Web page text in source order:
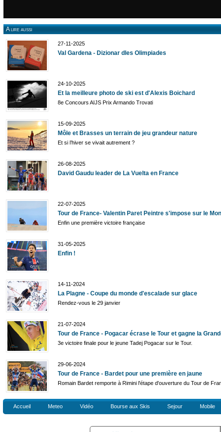
A lire aussi
27-11-2025
Val Gardena - Dizionar dles Olimpiades
24-10-2025
Et la meilleure photo de ski est d'Alexis Boichard
8e Concours AIJS Prix Armando Trovati
15-09-2025
Môle et Brasses un terrain de jeu grandeur nature
Et si l’hiver se vivait autrement ?
26-08-2025
David Gaudu leader de La Vuelta en France
22-07-2025
Tour de France- Valentin Paret Peintre s'impose sur le
Enfin une première victoire française
31-05-2025
Enfin !
14-11-2024
La Plagne - Coupe du monde d'escalade sur glace
Rendez-vous le 29 janvier
21-07-2024
Tour de France - Pogacar écrase le Tour et gagne la
3e victoire finale pour le jeune Tadej Pogacar sur le Tour.
29-06-2024
Tour de France - Bardet pour une première en jaune
Romain Bardet remporte à Rimini l'étape d'ouverture du Tour de
Accueil Meteo Vidéo Bourse aux Skis Sejour Mobile